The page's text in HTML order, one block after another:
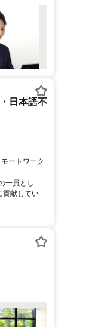
日本語不
ートワーク
一員とし
貢献してい